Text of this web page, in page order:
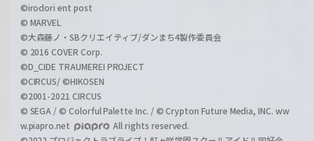
©irodori ent post
© MARVEL
©大森藤ノ・SBクリエイティブ/ダンまち4製作委員会
© 2016 COVER Corp.
©D_CIDE TRAUMEREI PROJECT
©CIRCUS/ ©HIKOSEN
©2001-2021 CIRCUS
© SEGA / © Colorful Palette Inc. / © Crypton Future Media, INC. ww
w.piapro.net
All rights reserved.